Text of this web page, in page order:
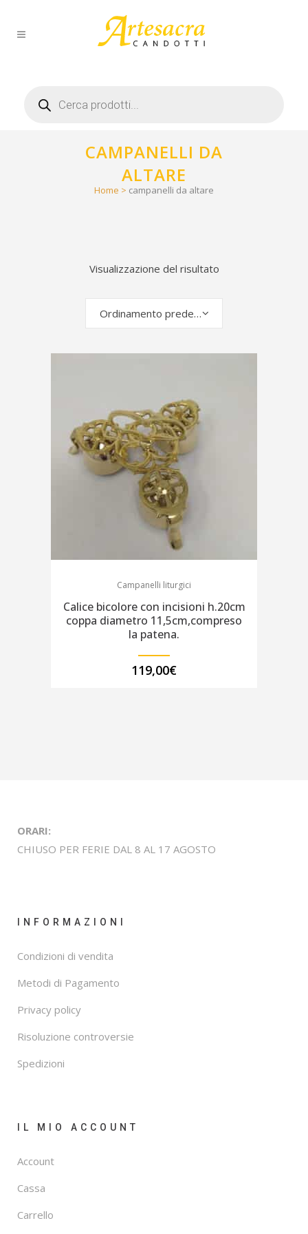
search
CAMPANELLI DA
ALTARE
Home > campanelli da altare
Visualizzazione del risultato
Ordinamento predefinito
Campanelli liturgici
Calice bicolore con incisioni h.20cm
coppa diametro 11,5cm,compreso
la patena.
119,00€
ORARI:
CHIUSO PER FERIE DAL 8 AL 17 AGOSTO
INFORMAZIONI
Condizioni di vendita
Metodi di Pagamento
Privacy policy
Risoluzione controversie
Spedizioni
IL MIO ACCOUNT
Account
Cassa
Carrello